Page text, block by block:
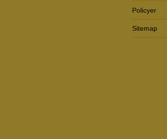
Policyer
Sitemap